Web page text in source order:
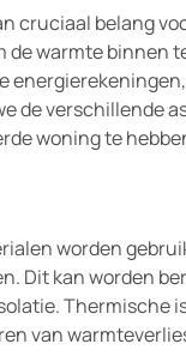
cruciaal belang
de warmte
de verschillende
woning te
worden
Dit kan worden
Thermische
van